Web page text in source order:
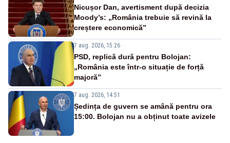
Nicușor Dan, avertisment după decizia
Moody’s: „România trebuie să revină la
creștere economică”
7 aug. 2026, 15:26
PSD, replică dură pentru Bolojan:
„România este într-o situație de forță
majoră”
7 aug. 2026, 14:51
Ședința de guvern se amână pentru ora
15:00. Bolojan nu a obținut toate avizele